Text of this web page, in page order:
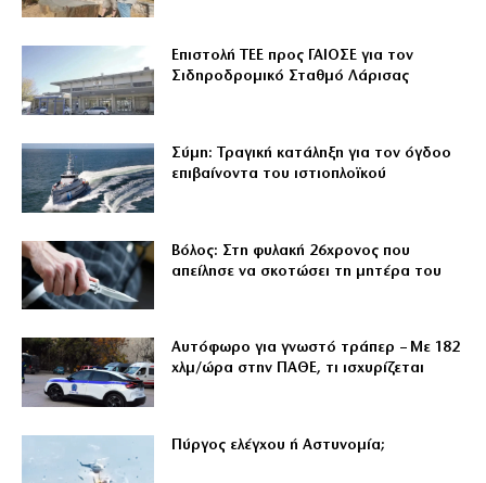
Επιστολή ΤΕΕ προς ΓΑΙΟΣΕ για τον
Σιδηροδρομικό Σταθμό Λάρισας
Σύμη: Τραγική κατάληξη για τον όγδοο
επιβαίνοντα του ιστιοπλοϊκού
Βόλος: Στη φυλακή 26χρονος που
απείλησε να σκοτώσει τη μητέρα του
Αυτόφωρο για γνωστό τράπερ – Με 182
χλμ/ώρα στην ΠΑΘΕ, τι ισχυρίζεται
Πύργος ελέγχου ή Αστυνομία;